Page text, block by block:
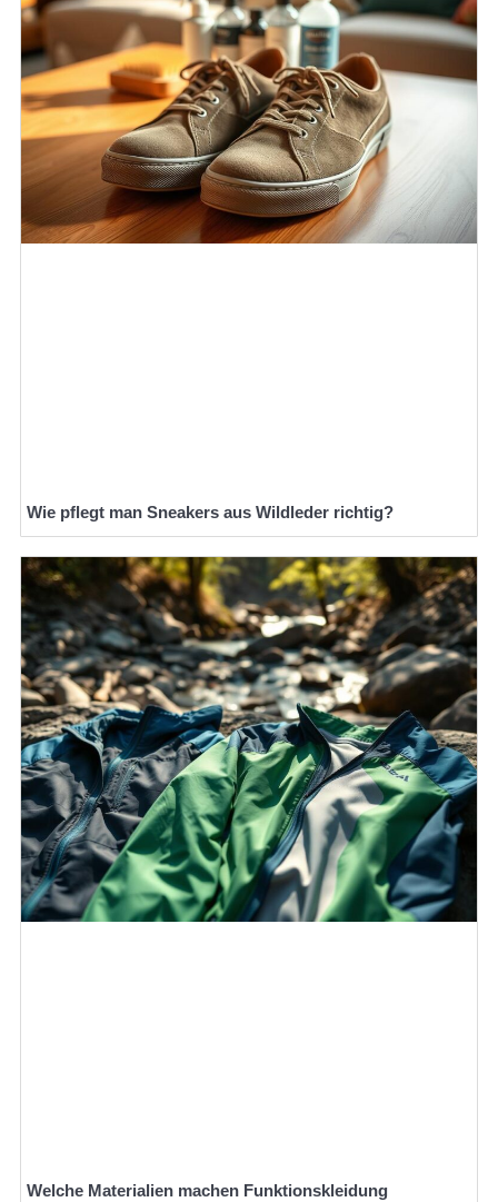
Wie pflegt man Sneakers aus Wildleder richtig?
Welche Materialien machen Funktionskleidung